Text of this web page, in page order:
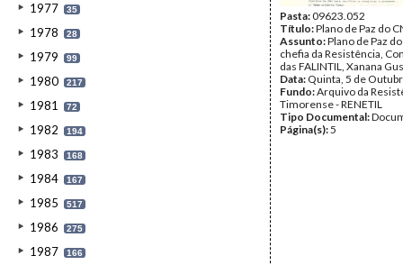
1977 35
1978 28
1979 99
1980 217
1981 72
1982 194
1983 168
1984 167
1985 517
1986 275
1987 166
Pasta:09623.052
Título:Plano de Paz do
Assunto:Plano de Paz
chefia da Resistência,
das FALINTIL, Xanana
Data: Quinta, 5 de
Fundo:Arquivo da
Timorense - RENETIL
Tipo Documental:
Página(s):5